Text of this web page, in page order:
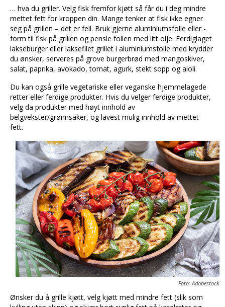
… hva du griller. Velg fisk fremfor kjøtt så får du i deg mindre
mettet fett for kroppen din. Mange tenker at fisk ikke egner
seg på grillen – det er feil. Bruk gjerne aluminiumsfolie eller -
form til fisk på grillen og pensle folien med litt olje. Ferdiglaget
lakseburger eller laksefilet grillet i aluminiumsfolie med krydder
du ønsker, serveres på grove burgerbrød med mangoskiver,
salat, paprika, avokado, tomat, agurk, stekt sopp og aioli.
Du kan også grille vegetariske eller veganske hjemmelagede
retter eller ferdige produkter. Hvis du velger ferdige produkter,
velg da produkter med høyt innhold av
belgvekster/grønnsaker, og lavest mulig innhold av mettet
fett.
Foto: Adobestock
Ønsker du å grille kjøtt, velg kjøtt med mindre fett (slik som